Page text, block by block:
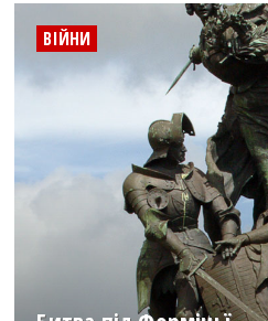
ВІЙНИ